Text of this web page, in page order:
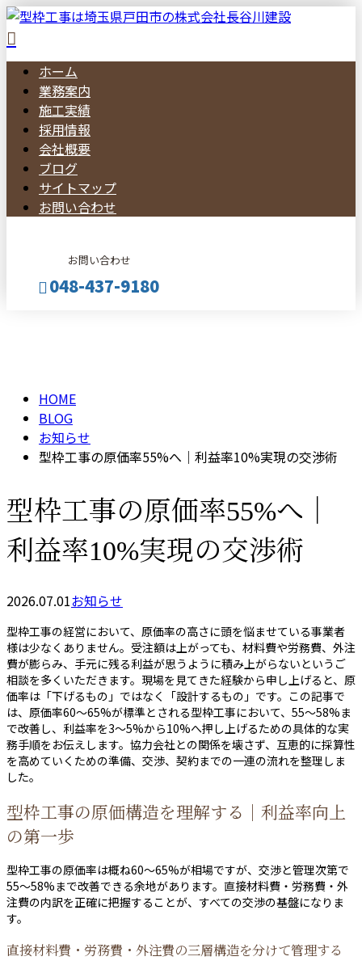
ホーム
業務案内
施工実績
採用情報
会社概要
ブログ
サイトマップ
お問い合わせ
お問い合わせ
048-437-9180
HOME
BLOG
お知らせ
型枠工事の原価率55%へ｜利益率10%実現の交渉術
型枠工事の原価率55%へ｜
利益率10%実現の交渉術
2026.07.01お知らせ
型枠工事の経営において、原価率の高さに頭を悩ませている事業者
様は少なくありません。受注額は上がっても、材料費や労務費、外注
費が膨らみ、手元に残る利益が思うように積み上がらないというご
相談を多くいただきます。現場を見てきた経験から申し上げると、原
価率は「下げるもの」ではなく「設計するもの」です。この記事で
は、原価率60〜65%が標準とされる型枠工事において、55〜58%ま
で改善し、利益率を3〜5%から10%へ押し上げるための具体的な実
務手順をお伝えします。協力会社との関係を壊さず、互恵的に採算性
を高めていくための準備、交渉、契約までの一連の流れを整理しま
した。
型枠工事の原価構造を理解する｜利益率向上
の第一歩
型枠工事の原価率は概ね60〜65%が相場ですが、交渉と管理次第で
55〜58%まで改善できる余地があります。直接材料費・労務費・外
注費の内訳を正確に把握することが、すべての交渉の基盤になりま
す。
直接材料費・労務費・外注費の三層構造を分けて管理する